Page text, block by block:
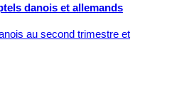
danois et allemands
au second trimestre et